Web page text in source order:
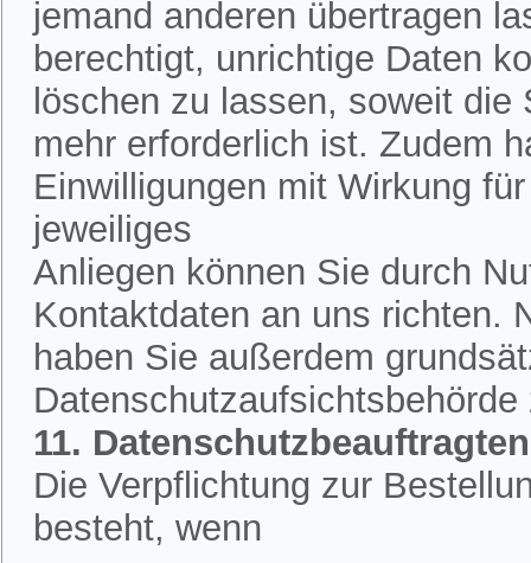
jemand anderen übertragen
berechtigt, unrichtige Daten
löschen zu lassen, soweit
mehr erforderlich ist. Zudem
Einwilligungen mit Wirkung
jeweiliges
Anliegen können Sie durch
Kontaktdaten an uns richten.
haben Sie außerdem
11. Datenschutzbeauftragten
Die Verpflichtung zur
besteht, wenn